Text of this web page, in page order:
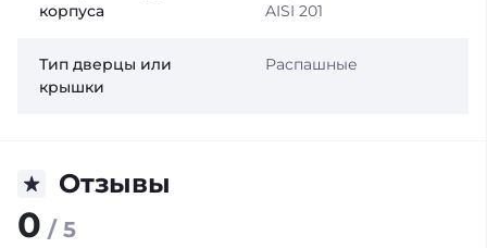
корпуса
AISI 201
Тип дверцы или
крышки
Распашные
Отзывы
0 / 5